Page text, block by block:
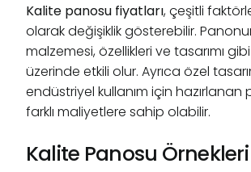
Kalite panosu fiyatları, çeşitli
olarak değişiklik gösterebilir.
malzemesi, özellikleri ve tasarımı
üzerinde etkili olur. Ayrıca özel
endüstriyel kullanım için
farklı maliyetlere sahip olabilir.
Kalite Panosu Örnekleri